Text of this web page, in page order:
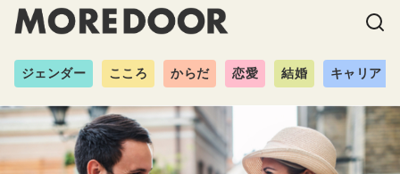
ジェンダー こころ からだ 恋愛 結婚 キャリア